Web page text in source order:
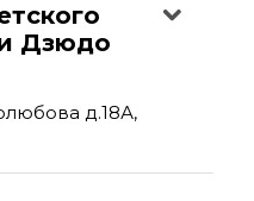
Дзюдо
д.18А,